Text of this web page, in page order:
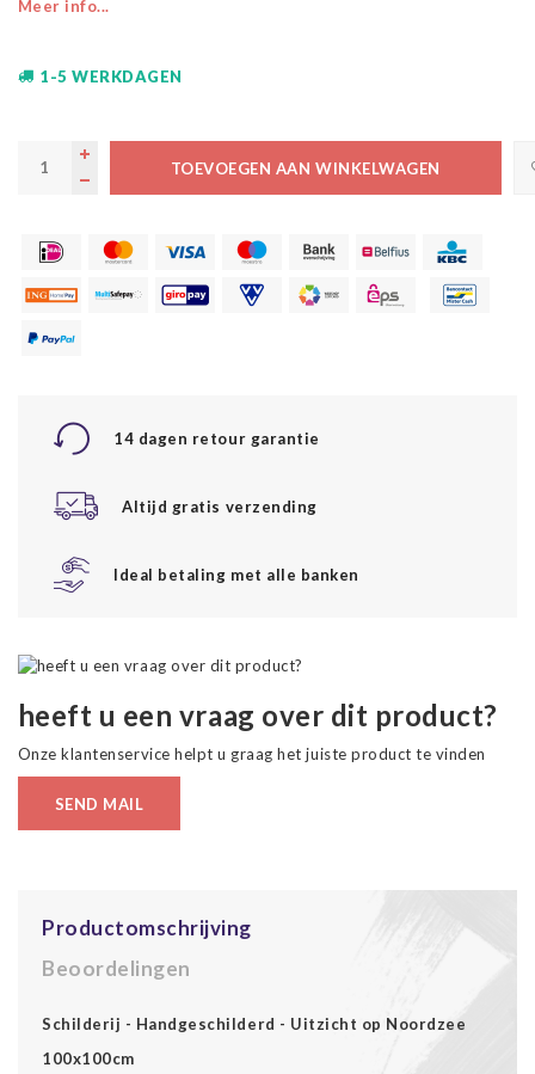
Meer info...
1-5 WERKDAGEN
TOEVOEGEN AAN WINKELWAGEN
14 dagen retour garantie
Altijd gratis verzending
Ideal betaling met alle banken
heeft u een vraag over dit product?
Onze klantenservice helpt u graag het juiste product te vinden
SEND MAIL
Productomschrijving
Beoordelingen
Schilderij - Handgeschilderd - Uitzicht op Noordzee
100x100cm